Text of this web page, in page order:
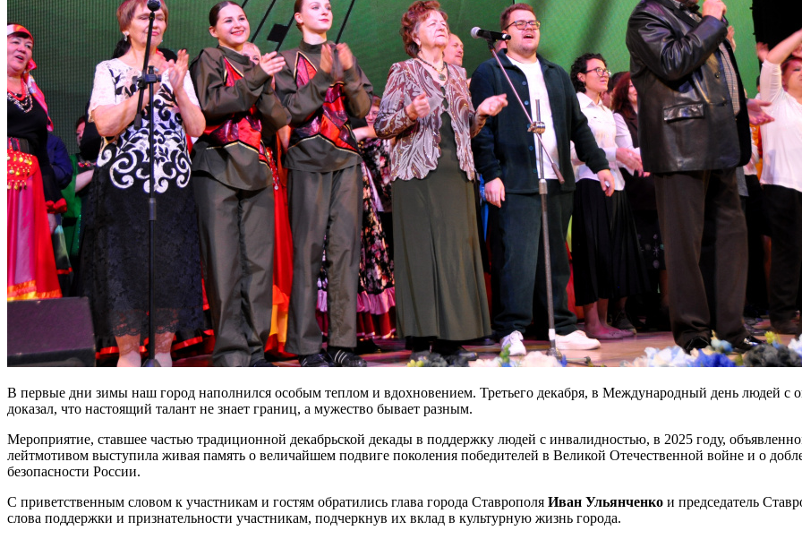
В первые дни зимы наш город наполнился особым теплом и вдохновением. Третьего декабря, в Международный день людей с
доказал, что настоящий талант не знает границ, а мужество бывает разным.
Мероприятие, ставшее частью традиционной декабрьской декады в поддержку людей с инвалидностью, в 2025 году,
лейтмотивом выступила живая память о величайшем подвиге поколения победителей в Великой Отечественной войне и о
безопасности России.
С приветственным словом к участникам и гостям обратились глава города Ставрополя Иван Ульянченко и председатель
слова поддержки и признательности участникам, подчеркнув их вклад в культурную жизнь города.